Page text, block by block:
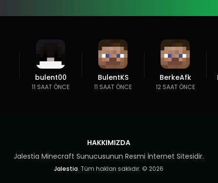
bulent00
11 SAAT ÖNCE
BulentKS
11 SAAT ÖNCE
BerkeAfk
12 SAAT ÖNCE
HAKKIMIZDA
Jalestia Minecraft Sunucusunun Resmi İnternet Sitesidir.
Jalestia. Tüm hakları saklıdır. © 2026